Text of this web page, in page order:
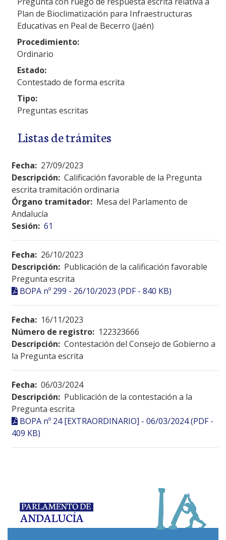
Plan de Bioclimatización para Infraestructuras
Educativas en Peal de Becerro (Jaén)
Procedimiento:
Ordinario
Estado:
Contestado de forma escrita
Tipo:
Preguntas escritas
Listas de trámites
Fecha: 27/09/2023
Descripción: Calificación favorable de la Pregunta
escrita tramitación ordinaria
Órgano tramitador: Mesa del Parlamento de
Andalucía
Sesión: 61
Fecha: 26/10/2023
Descripción: Publicación de la calificación favorable
Pregunta escrita
BOPA nº 299 - 26/10/2023 (PDF - 840 KB)
Fecha: 16/11/2023
Número de registro: 122323666
Descripción: Contestación del Consejo de Gobierno a
la Pregunta escrita
Fecha: 06/03/2024
Descripción: Publicación de la contestación a la
Pregunta escrita
BOPA nº 24 [EXTRAORDINARIO] - 06/03/2024 (PDF -
409 KB)